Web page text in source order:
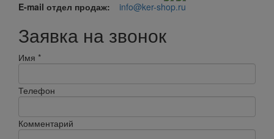
E-mail отдел продаж: info@ker-shop.ru
Заявка на звонок
Имя *
Телефон
Комментарий